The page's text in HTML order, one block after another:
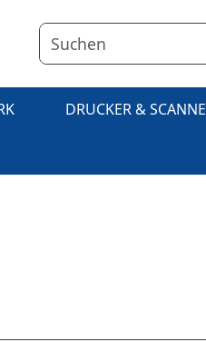
DRUCKER &